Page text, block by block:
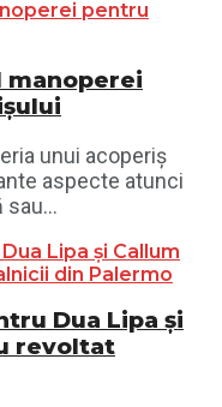
manoperei
unui acoperiș
aspecte atunci
Dua Lipa și
revoltat